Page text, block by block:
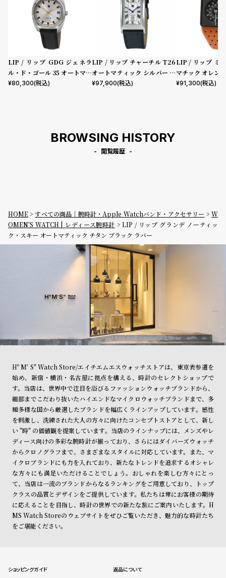
LIP / リップ GDG ジェネラ
ル・ド・ゴール 35 オートマチ
ック シルバー ブラックレザー
¥80,300(税込)
LIP / リップ チャーチル T26
オートマティック シルバー ブ
ラックレザー クロコダイル
¥97,900(税込)
LIP / リップ ミ
マチック オレン
¥91,300(税込)
BROWSING HISTORY
閲覧履歴
HOME すべての商品｜腕時計・Apple Watchバンド・アクセサリー
W
OMEN'S WATCH | レディース腕時計
LIP / リップ グランデ ノーティッ
ク・スキー オートマティック チタン ブラック ラバー
Hº M' S" Watch Store/エイチエムエスウォッチストアは、東京表参道を
始め、新宿・横浜・名古屋に拠点を構える、時計のセレクトショップで
す。当店は、世界中で注目を浴びるファッションウォッチブランドから、
細部までこだわり抜いたハイエンドなマイクロウォッチブランドまで、多
種多様な国から厳選したブランドを幅広くラインアップしています。感性
を刺激し、洗練された大人の方々に向けたコンセプトストアとして、新し
い "時" の価値観を提案しています。当店のラインナップには、メンズやレ
ディース向けの多彩な腕時計が揃っており、さらにはダイバーズウォッチ
からクロノグラフまで、さまざまなスタイルに対応しています。また、マ
イクロブランドにも力を入れており、新たなトレンドを追求するオシャレ
な方々にも満足いただけることでしょう。おしゃれを楽しむ方々にとっ
て、当店は一流のブランドからなるランキングをご用意しており、トップ
クラスの品質とデザインをご提供しています。私たちは常にお客様の期待
に応えることを目指し、時計の世界での新たな旅にご案内いたします。H
MS Watch Storeのウェブサイトをぜひご覧いただき、魅力的な時計たち
をご堪能ください。
ショッピングガイド 返品について